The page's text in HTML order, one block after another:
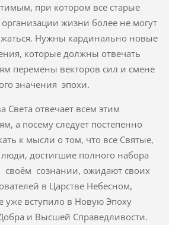
при котором все старые
жизни более не могут
Нужны кардинально новые
которые должны отвечать
перемены векторов сил и смене
значения эпохи.
Света отвечает всем этим
а посему следует постепенно
к мысли о том, что все Святые,
люди, достигшие полного набора
своём сознании, ожидают своих
в Царстве Небесном,
уже вступило в Новую Эпоху
и Высшей Справедливости.